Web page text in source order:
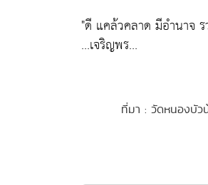
"ดี แคล้วคลาด มีอำนาจ
...เจริญพร...
ที่มา : วัดหนองบัว